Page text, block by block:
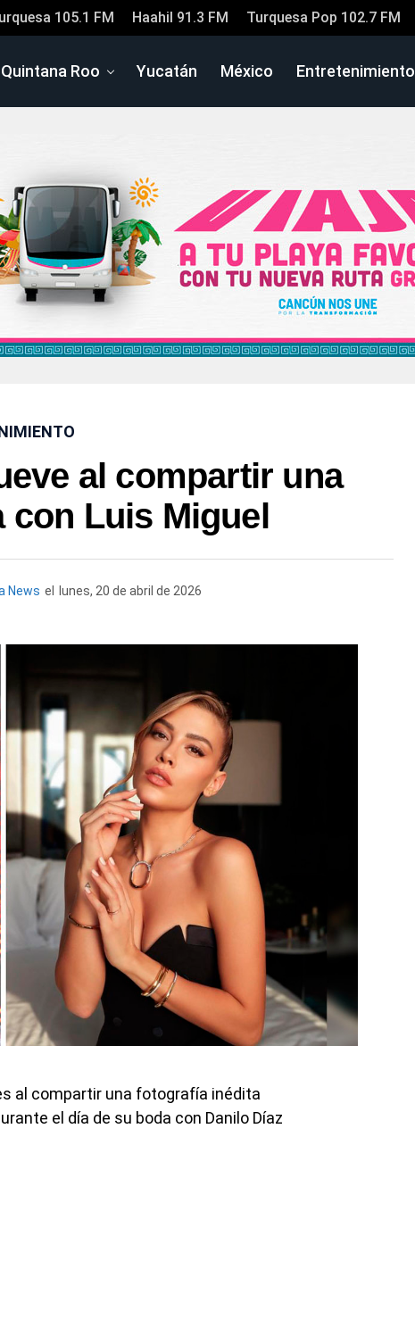
105.1 FM Haahil 91.3 FM Turquesa Pop 102.7 FM
Quintana Roo Yucatán México Entretenimiento
al compartir una
con Luis Miguel
News el lunes, 20 de abril de 2026
al compartir una fotografía inédita
el día de su boda con Danilo Díaz